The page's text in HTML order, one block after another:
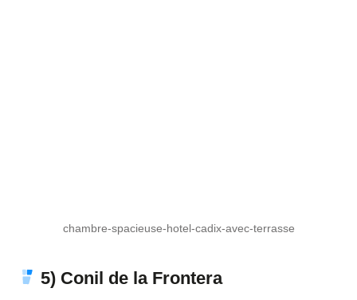
chambre-spacieuse-hotel-cadix-avec-terrasse
5) Conil de la Frontera